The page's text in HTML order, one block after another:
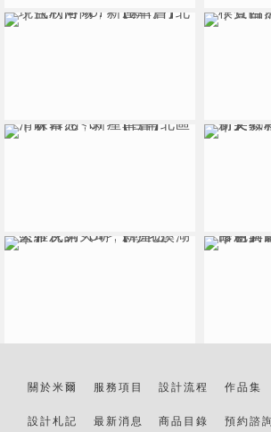
關於米爾 服務項目 設計流程 作品集
設計札記 最新消息 商品目錄 預約諮
新竹室內設計推薦